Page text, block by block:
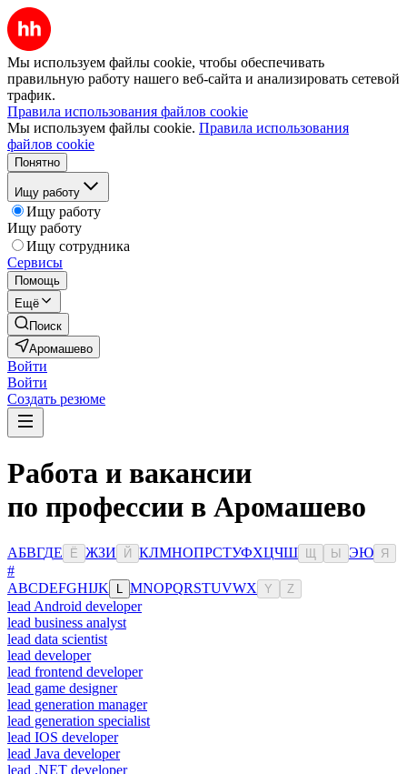
Мы используем файлы cookie, чтобы обеспечивать
правильную работу нашего веб-сайта и анализировать сетевой
трафик.
Правила использования файлов cookie
Мы используем файлы cookie. Правила использования
файлов cookie
Понятно
Ищу работу
Ищу работу
Ищу работу
Ищу сотрудника
Сервисы
Помощь
Ещё
Поиск
Аромашево
Войти
Войти
Создать резюме
Работа и вакансии
по профессии в Аромашево
АБВГДЕ Ё ЖЗИ Й КЛМНОПРСТУФХЦЧШ Ы ЭЮ Я
#
ABCDEFGHIJK MNOPQRSTUVWX Y Z
lead Android developer
lead business analyst
lead data scientist
lead developer
lead frontend developer
lead game designer
lead generation manager
lead generation specialist
lead IOS developer
lead Java developer
lead .NET developer